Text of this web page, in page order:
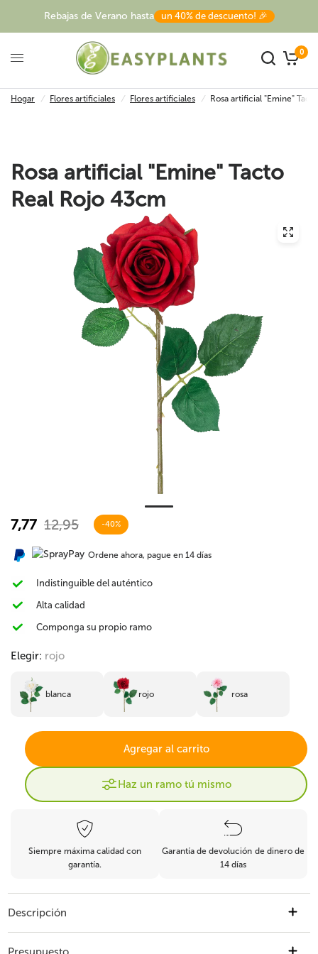
Rebajas de Verano hasta un 40% de descuento! 🎉
0
Hogar / Flores artificiales / Flores artificiales / Rosa artificial "Emine"
Rosa artificial "Emine" Tacto
Real Rojo 43cm
7,77 12,95 -40%
Ordene ahora, pague en 14 días
Indistinguible del auténtico
Alta calidad
Componga su propio ramo
Elegir: rojo
blanca rojo rosa
Agregar al carrito
Haz un ramo tú mismo
Siempre máxima calidad con
garantía.
Garantía de devolución de dinero de
14 días
Descripción
rosa artificial "Emine", diseñada para aportar un toque de elegancia y frescura